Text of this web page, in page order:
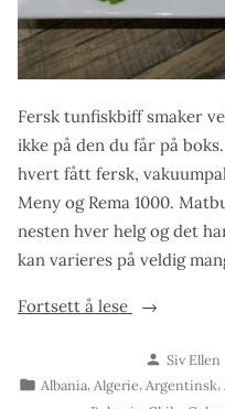
Fersk tunfiskbiff smaker
ikke på den du får på
hvert fått fersk,
Meny og Rema 1000.
nesten hver helg og det
kan varieres på veldig
Fortsett å lese
«Fersk
Skrevet
av
Siv Ellen
Publisert
Albania, Algerie, Argentinsk,